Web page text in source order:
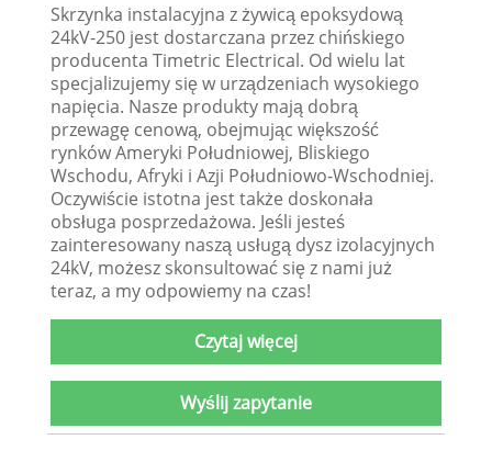
Skrzynka instalacyjna z żywicą epoksydową
24kV-250 jest dostarczana przez chińskiego
producenta Timetric Electrical. Od wielu lat
specjalizujemy się w urządzeniach wysokiego
napięcia. Nasze produkty mają dobrą
przewagę cenową, obejmując większość
rynków Ameryki Południowej, Bliskiego
Wschodu, Afryki i Azji Południowo-Wschodniej.
Oczywiście istotna jest także doskonała
obsługa posprzedażowa. Jeśli jesteś
zainteresowany naszą usługą dysz izolacyjnych
24kV, możesz skonsultować się z nami już
teraz, a my odpowiemy na czas!
Czytaj więcej
Wyślij zapytanie